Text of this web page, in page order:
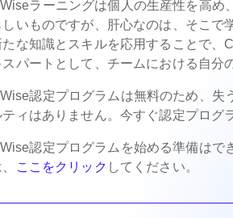
ラーニングは個人の生産性を高め
いものですが、肝心なのは、そこ
たな知識とスキルを応用することで
パートとして、チームにおける自分
認定プログラムは無料のため、失
ィはありません。今すぐ認定プログ
認定プログラムを始める準備はで
ここをクリック してください。